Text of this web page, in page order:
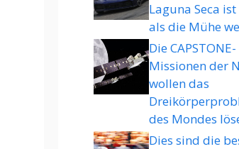
Laguna Seca
als die Mühe
Die CAPSTONE-
Missionen der
wollen das
des Mondes
Dies sind die